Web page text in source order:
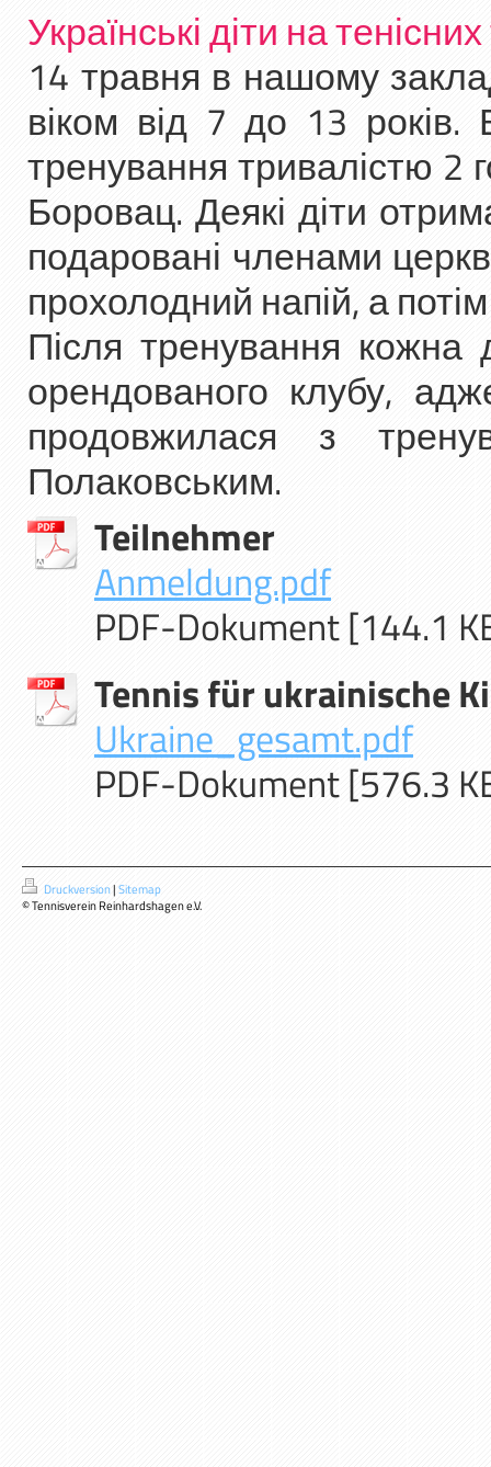
Українські діти на
14 травня в нашому
віком від 7 до 13
тренування тривалістю
Боровац. Деякі діти
подаровані членами
прохолодний напій, а
Після тренування кожна
орендованого клубу,
продовжилася з
Полаковським.
Teilnehmer
Anmeldung.pdf
PDF-Dokument [144.1
Tennis für ukrainische
Ukraine_gesamt.pdf
PDF-Dokument [576.3
Druckversion|Sitemap
© Tennisverein Reinhardshagen e.V.